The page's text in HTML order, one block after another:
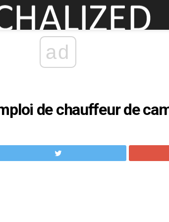
ad
de chauffeur de